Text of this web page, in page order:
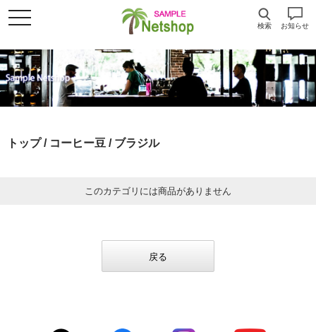
検索 お知らせ
トップ/ コーヒー豆 / ブラジル
このカテゴリには商品がありません
戻る